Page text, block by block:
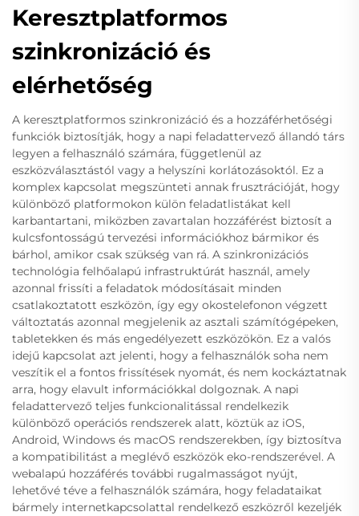
Keresztplatformos
szinkronizáció és
elérhetőség
A keresztplatformos szinkronizáció és a hozzáférhetőségi
funkciók biztosítják, hogy a napi feladattervező állandó társ
legyen a felhasználó számára, függetlenül az
eszközválasztástól vagy a helyszíni korlátozásoktól. Ez a
komplex kapcsolat megszünteti annak frusztrációját, hogy
különböző platformokon külön feladatlistákat kell
karbantartani, miközben zavartalan hozzáférést biztosít a
kulcsfontosságú tervezési információkhoz bármikor és
bárhol, amikor csak szükség van rá. A szinkronizációs
technológia felhőalapú infrastruktúrát használ, amely
azonnal frissíti a feladatok módosításait minden
csatlakoztatott eszközön, így egy okostelefonon végzett
változtatás azonnal megjelenik az asztali számítógépeken,
tabletekken és más engedélyezett eszközökön. Ez a valós
idejű kapcsolat azt jelenti, hogy a felhasználók soha nem
veszítik el a fontos frissítések nyomát, és nem kockáztatnak
arra, hogy elavult információkkal dolgoznak. A napi
feladattervező teljes funkcionalitással rendelkezik
különböző operációs rendszerek alatt, köztük az iOS,
Android, Windows és macOS rendszerekben, így biztosítva
a kompatibilitást a meglévő eszközök eko-rendszerével. A
webalapú hozzáférés további rugalmasságot nyújt,
lehetővé téve a felhasználók számára, hogy feladataikat
bármely internetkapcsolattal rendelkező eszközről kezeljék